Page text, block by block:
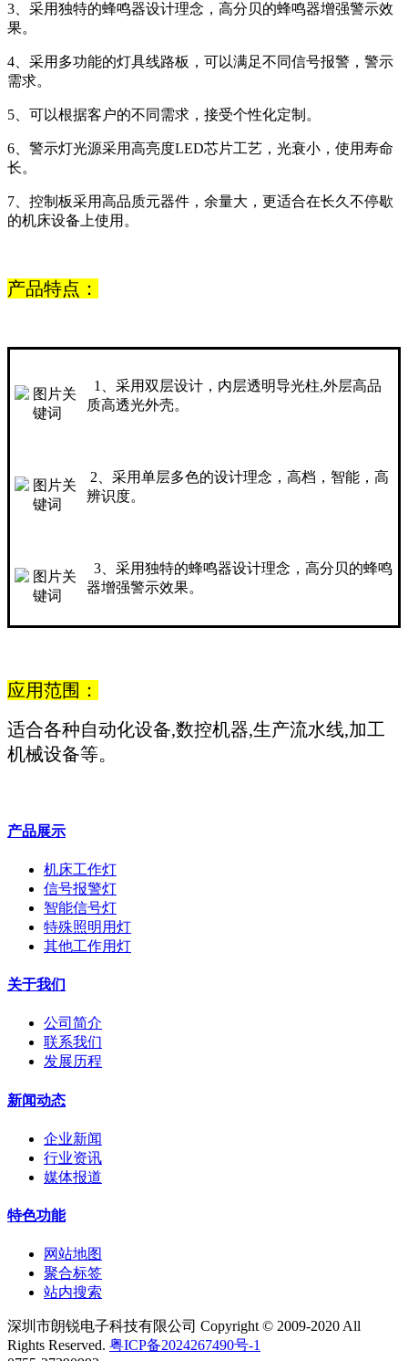
3、采用独特的蜂鸣器设计理念，高分贝的蜂鸣器增强警示效
果。
4、采用多功能的灯具线路板，可以满足不同信号报警，警示
需求。
5、可以根据客户的不同需求，接受个性化定制。
6、警示灯光源采用高亮度LED芯片工艺，光衰小，使用寿命
长。
7、控制板采用高品质元器件，余量大，更适合在长久不停歇
的机床设备上使用。
产品特点：
1、采用双层设计，内层透明导光柱,外层高品
质高透光外壳。
2、采用单层多色的设计理念，高档，智能，高
辨识度。
3、采用独特的蜂鸣器设计理念，高分贝的蜂鸣
器增强警示效果。
应用范围：
适合各种自动化设备,数控机器,生产流水线,加工
机械设备等。
产品展示
机床工作灯
信号报警灯
智能信号灯
特殊照明用灯
其他工作用灯
关于我们
公司简介
联系我们
发展历程
新闻动态
企业新闻
行业资讯
媒体报道
特色功能
网站地图
聚合标签
站内搜索
深圳市朗锐电子科技有限公司 Copyright © 2009-2020 All
Rights Reserved. 粤ICP备2024267490号-1